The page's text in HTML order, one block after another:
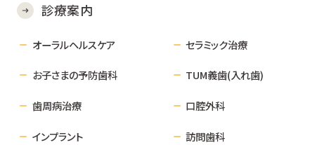
診療案内
オーラルヘルスケア
お子さまの予防歯科
歯周病治療
インプラント
セラミック治療
TUM義歯(入れ歯)
口腔外科
訪問歯科